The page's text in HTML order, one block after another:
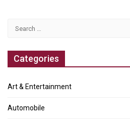
Categories
Art & Entertainment
Automobile